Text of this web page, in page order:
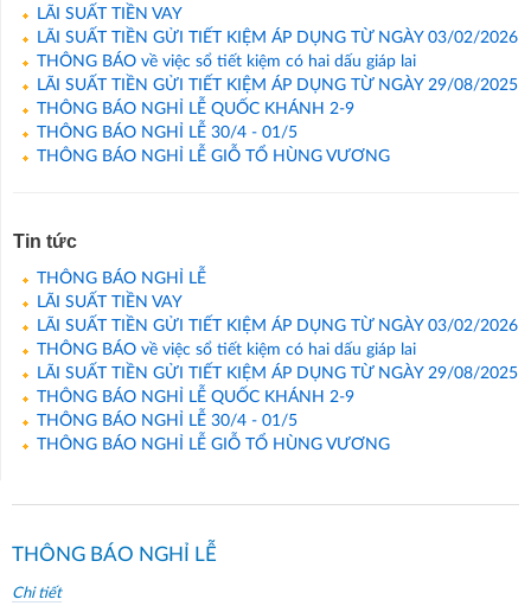
LÃI SUẤT TIỀN VAY
LÃI SUẤT TIỀN GỬI TIẾT KIỆM ÁP DỤNG TỪ NGÀY 03/02/2026
THÔNG BÁO về việc sổ tiết kiệm có hai dấu giáp lai
LÃI SUẤT TIỀN GỬI TIẾT KIỆM ÁP DỤNG TỪ NGÀY 29/08/2025
THÔNG BÁO NGHỈ LỄ QUỐC KHÁNH 2-9
THÔNG BÁO NGHỈ LỄ 30/4 - 01/5
THÔNG BÁO NGHỈ LỄ GIỖ TỔ HÙNG VƯƠNG
Tin tức
THÔNG BÁO NGHỈ LỄ
LÃI SUẤT TIỀN VAY
LÃI SUẤT TIỀN GỬI TIẾT KIỆM ÁP DỤNG TỪ NGÀY 03/02/2026
THÔNG BÁO về việc sổ tiết kiệm có hai dấu giáp lai
LÃI SUẤT TIỀN GỬI TIẾT KIỆM ÁP DỤNG TỪ NGÀY 29/08/2025
THÔNG BÁO NGHỈ LỄ QUỐC KHÁNH 2-9
THÔNG BÁO NGHỈ LỄ 30/4 - 01/5
THÔNG BÁO NGHỈ LỄ GIỖ TỔ HÙNG VƯƠNG
THÔNG BÁO NGHỈ LỄ
Chi tiết